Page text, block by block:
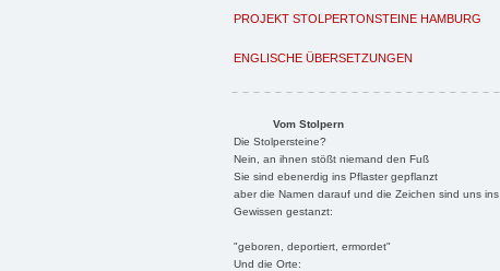
PROJEKT STOLPERTONSTEINE HAMBURG
ENGLISCHE ÜBERSETZUNGEN
Vom Stolpern
Die Stolpersteine?
Nein, an ihnen stößt niemand den Fuß
Sie sind ebenerdig ins Pflaster gepflanzt
aber die Namen darauf und die Zeichen sind uns ins
Gewissen gestanzt:
"geboren, deportiert, ermordet"
Und die Orte: